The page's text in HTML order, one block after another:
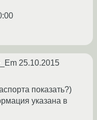
25.10.2015
показать?)
указана в